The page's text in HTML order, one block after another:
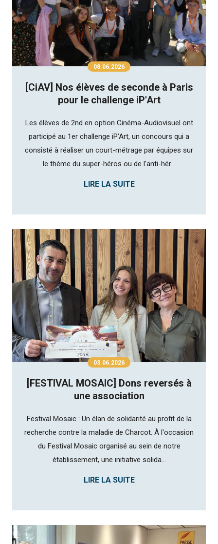
08.06.2026
[CiAV] Nos élèves de seconde à Paris
pour le challenge iP'Art
Les élèves de 2nd en option Cinéma-Audiovisuel ont
participé au 1er challenge iP’Art, un concours qui a
consisté à réaliser un court-métrage par équipes sur
le thème du super-héros ou de l'anti-hér...
LIRE LA SUITE
03.06.2026
[FESTIVAL MOSAIC] Dons reversés à
une association
Festival Mosaic : Un élan de solidarité au profit de la
recherche contre la maladie de Charcot. À l'occasion
du Festival Mosaic organisé au sein de notre
établissement, une initiative solida...
LIRE LA SUITE